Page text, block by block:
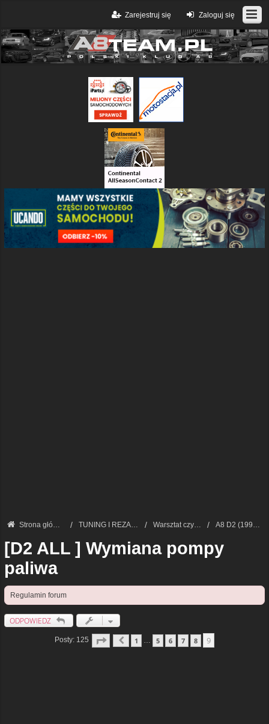
Zaloguj się
Zarejestruj się
Strona główna TUNING I REZANIE AUDI A8 Warsztat czyli zrób to sam A8 D2 (1994 - 2002)
[D2 ALL ] Wymiana pompy
paliwa
Regulamin forum
ODPOWIEDZ
Posty: 125 Strona ZPoprzednia
1 … 5 6 7 8 9